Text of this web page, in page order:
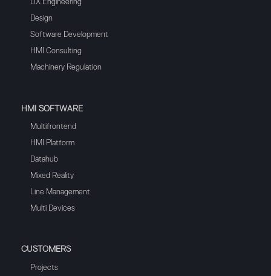
UX Engineering
Design
Software Development
HMI Consulting
Machinery Regulation
HMI SOFTWARE
Multifrontend
HMI Platform
Datahub
Mixed Reality
Line Management
Multi Devices
CUSTOMERS
Projects